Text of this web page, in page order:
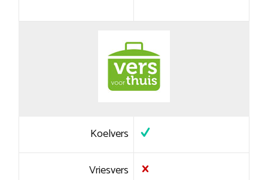
Koelvers
Vriesvers